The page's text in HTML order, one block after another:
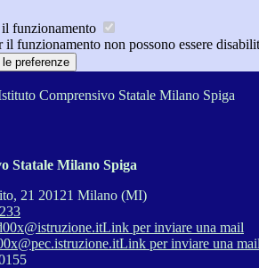
funzionamento
il funzionamento non possono essere
preferenze
Comprensivo Statale Milano Spiga
Statale Milano Spiga
21 20121 Milano (MI)
Link per inviare una mail
Link per inviare una mail